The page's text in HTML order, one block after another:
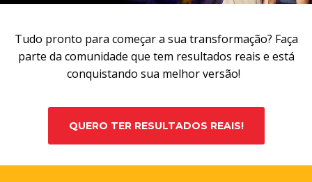
Tudo pronto para começar a sua transformação? Faça
parte da comunidade que tem resultados reais e está
conquistando sua melhor versão!
QUERO TER RESULTADOS REAIS!